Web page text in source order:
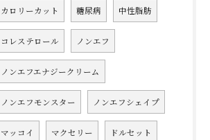
カロリーカット 糖尿病 中性脂肪
コレステロール ノンエフ
ノンエフエナジークリーム
ノンエフモンスター ノンエフシェイプ
マッコイ マクセリー ドルセット